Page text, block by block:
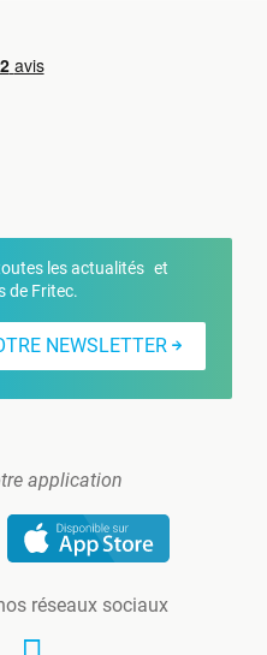
les actualités et
de Fritec.
NEWSLETTER
application
réseaux sociaux